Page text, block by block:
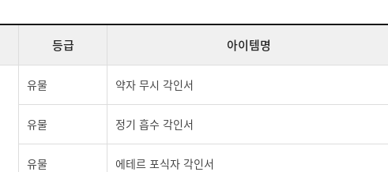
등급 아이템명
유물 약자 무시 각인서
유물 정기 흡수 각인서
유물 에테르 포식자 각인서